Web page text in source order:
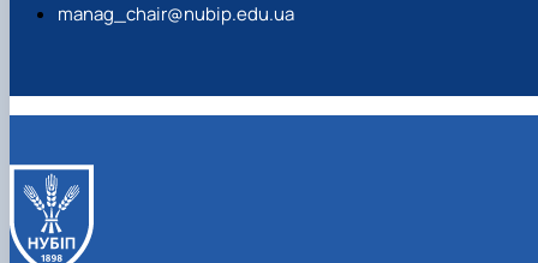
manag_chair@nubip.edu.ua